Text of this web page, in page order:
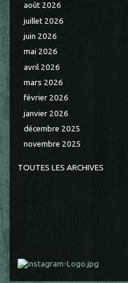
août 2026
juillet 2026
juin 2026
mai 2026
avril 2026
mars 2026
février 2026
janvier 2026
décembre 2025
novembre 2025
TOUTES LES ARCHIVES